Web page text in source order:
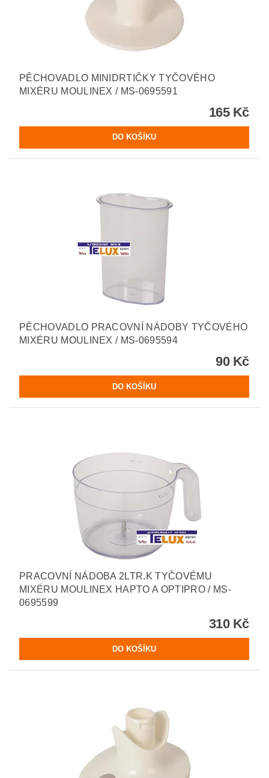
PĚCHOVADLO MINIDRTIČKY TYČOVÉHO
MIXÉRU MOULINEX / MS-0695591
165 Kč
PĚCHOVADLO PRACOVNÍ NÁDOBY TYČOVÉHO
MIXÉRU MOULINEX / MS-0695594
90 Kč
PRACOVNÍ NÁDOBA 2LTR.K TYČOVÉMU
MIXÉRU MOULINEX HAPTO A OPTIPRO / MS-
0695599
310 Kč